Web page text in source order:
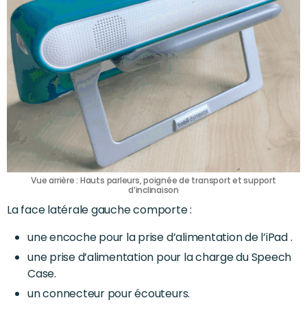
Vue arrière : Hauts parleurs, poignée de transport et support
d’inclinaison
La face latérale gauche comporte :
une encoche pour la prise d’alimentation de l’iPad .
une prise d’alimentation pour la charge du Speech
Case.
un connecteur pour écouteurs.